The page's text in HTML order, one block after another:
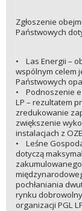
Zgłoszenie
Państwowych
• Las Energii –
wspólnym celem
Państwowych
• Podnoszenie
LP – rezultatem
zredukowanie
zwiększenie
instalacjach z
• Leśne
dotyczą
pochłaniania
rynku
organizacji PGL